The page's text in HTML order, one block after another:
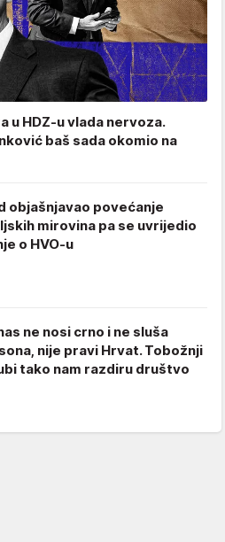
u HDZ-u vlada nervoza.
baš sada okomio na
objašnjavao povećanje
mirovina pa se uvrijedio
o HVO-u
ne nosi crno i ne sluša
nije pravi Hrvat. Tobožnji
tako nam razdiru društvo